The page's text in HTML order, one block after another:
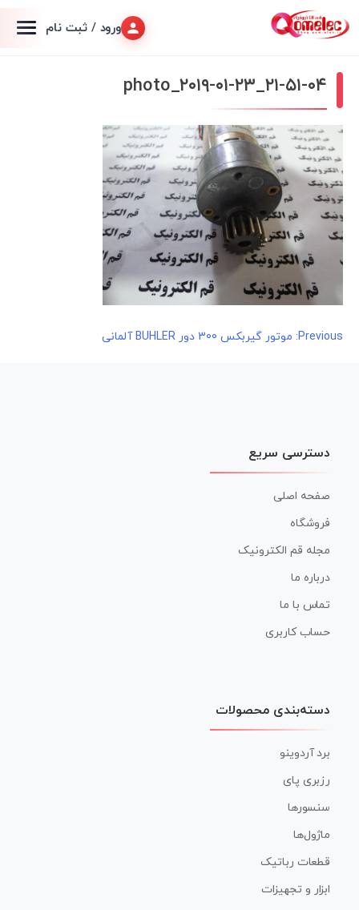
ورود / ثبت نام
photo_۲۰۱۹-۰۱-۲۳_۲۱-۵۱-۰۴
راهبری
Previous: موتور گیربکس 300 دور BUHLER آلمانی
دسترسی سریع
صفحه اصلی
فروشگاه
مجله قم الکترونیک
درباره ما
تماس با ما
حساب کاربری
دسته‌بندی محصولات
برد آردوینو
رزبری پای
سنسورها
ماژول‌ها
قطعات رباتیک
ابزار و تجهیزات